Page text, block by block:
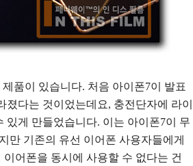
제품이 있습니다. 처음 아이폰7이 발표
다는 것이었는데요, 충전단자에 라이
있게 만들었습니다. 이는 아이폰7이 무
만 기존의 유선 이어폰 사용자들에게
어폰을 동시에 사용할 수 없다는 건